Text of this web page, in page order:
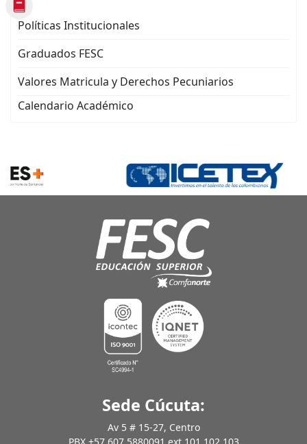
Políticas Institucionales
Graduados FESC
Valores Matricula y Derechos Pecuniarios
Calendario Académico
Sede Cúcuta:
Av 5 # 15-27, Centro